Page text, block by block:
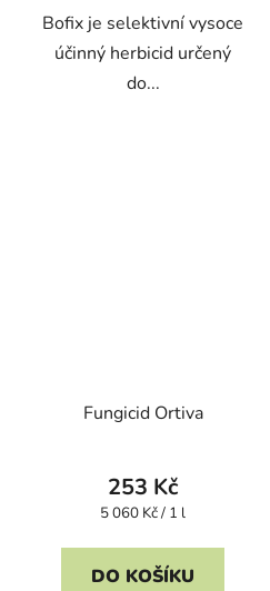
Bofix je selektivní vysoce
účinný herbicid určený
do...
Fungicid Ortiva
253 Kč
Měrná
5 060 Kč / 1 l
DO KOŠÍKU